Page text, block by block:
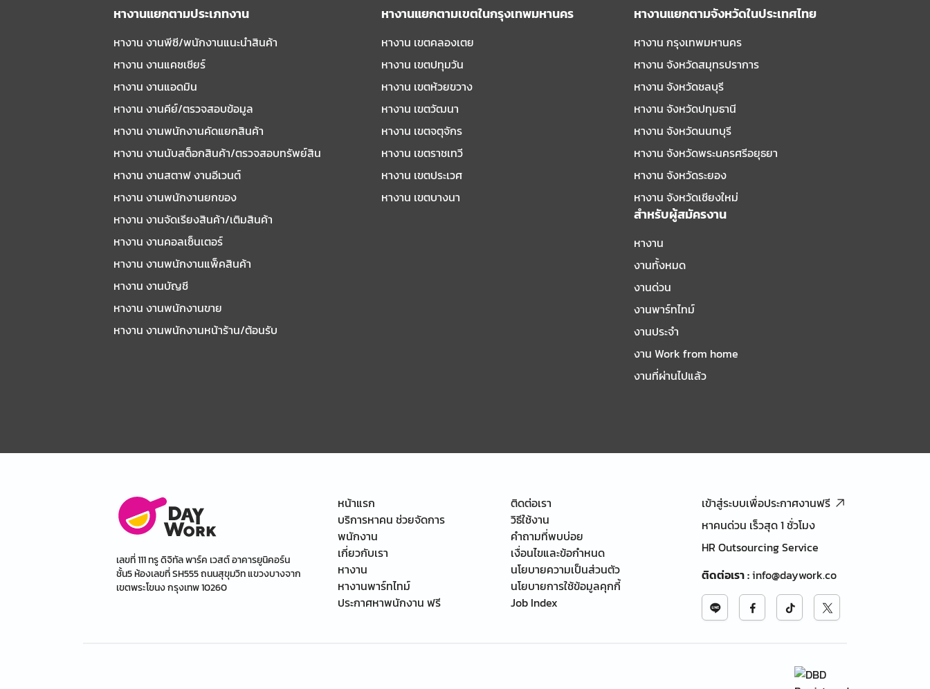
หางานแยกตามประเภทงาน
หางาน งานพีซี/พนักงานแนะนําสินค้า
หางาน งานแคชเชียร์
หางาน งานแอดมิน
หางาน งานคีย์/ตรวจสอบข้อมูล
หางาน งานพนักงานคัดแยกสินค้า
หางาน งานนับสต็อกสินค้า/ตรวจสอบทรัพย์สิน
หางาน งานสตาฟ งานอีเวนต์
หางาน งานพนักงานยกของ
หางาน งานจัดเรียงสินค้า/เติมสินค้า
หางาน งานคอลเซ็นเตอร์
หางาน งานพนักงานแพ็คสินค้า
หางาน งานบัญชี
หางาน งานพนักงานขาย
หางาน งานพนักงานหน้าร้าน/ต้อนรับ
หางานแยกตามเขตในกรุงเทพมหานคร
หางาน เขตคลองเตย
หางาน เขตปทุมวัน
หางาน เขตห้วยขวาง
หางาน เขตวัฒนา
หางาน เขตจตุจักร
หางาน เขตราชเทวี
หางาน เขตประเวศ
หางาน เขตบางนา
หางานแยกตามจังหวัดในประเทศไทย
หางาน กรุงเทพมหานคร
หางาน จังหวัดสมุทรปราการ
หางาน จังหวัดชลบุรี
หางาน จังหวัดปทุมธานี
หางาน จังหวัดนนทบุรี
หางาน จังหวัดพระนครศรีอยุธยา
หางาน จังหวัดระยอง
หางาน จังหวัดเชียงใหม่
สำหรับผู้สมัครงาน
หางาน
งานทั้งหมด
งานด่วน
งานพาร์ทไทม์
งานประจำ
งาน Work from home
งานที่ผ่านไปแล้ว
เลขที่ 111 ทรู ดิจิทัล พาร์ค เวสต์ อาคารยูนิคอร์น
ชั้น5 ห้องเลขที่ SH555 ถนนสุขุมวิท แขวงบางจาก
เขตพระโขนง กรุงเทพ 10260
หน้าแรก
บริการหาคน ช่วยจัดการ
พนักงาน
เกี่ยวกับเรา
หางาน
หางานพาร์ทไทม์
ประกาศหาพนักงาน ฟรี
ติดต่อเรา
วิธีใช้งาน
คำถามที่พบบ่อย
เงื่อนไขและข้อกำหนด
นโยบายความเป็นส่วนตัว
นโยบายการใช้ข้อมูลคุกกี้
Job Index
เข้าสู่ระบบเพื่อประกาศงานฟรี
หาคนด่วน เร็วสุด 1 ชั่วโมง
HR Outsourcing Service
ติดต่อเรา:info@daywork.co